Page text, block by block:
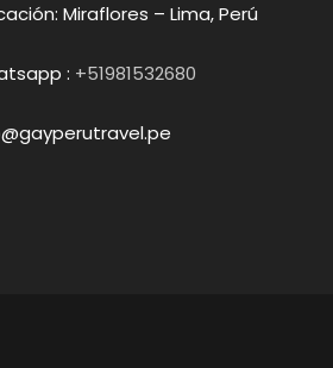
Miraflores – Lima, Perú
: +51981532680